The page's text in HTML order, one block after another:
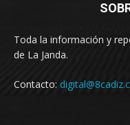
Toda la información y
de La Janda.
Contacto: